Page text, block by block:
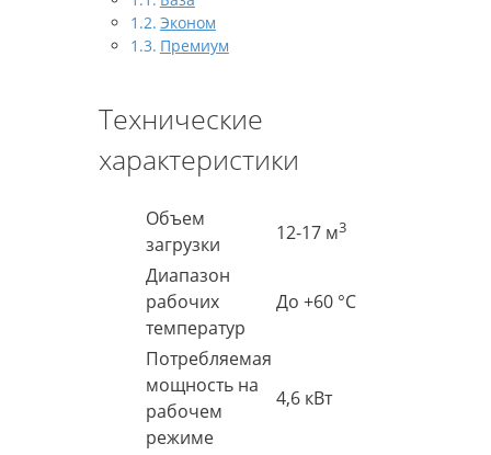
Эконом
Премиум
Технические
характеристики
Объем
загрузки
12-17 м3
Диапазон
рабочих
температур
До +60 °C
Потребляемая
мощность на
рабочем
режиме
4,6 кВт